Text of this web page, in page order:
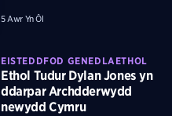
5 Awr Yn Ôl
EISTEDDFOD GENEDLAETHOL
Ethol Tudur Dylan Jones yn
ddarpar Archdderwydd
newydd Cymru